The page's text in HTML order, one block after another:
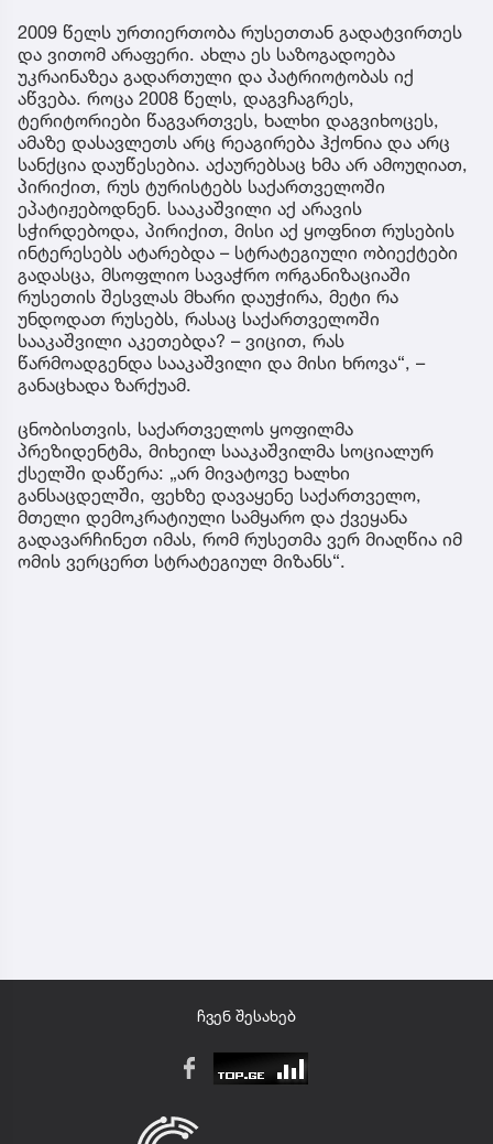
2009 წელს ურთიერთობა რუსეთთან გადატვირთეს
და ვითომ არაფერი. ახლა ეს საზოგადოება
უკრაინაზეა გადართული და პატრიოტობას იქ
აწვება. როცა 2008 წელს, დაგვჩაგრეს,
ტერიტორიები წაგვართვეს, ხალხი დაგვიხოცეს,
ამაზე დასავლეთს არც რეაგირება ჰქონია და არც
სანქცია დაუწესებია. აქაურებსაც ხმა არ ამოუღიათ,
პირიქით, რუს ტურისტებს საქართველოში
ეპატიჟებოდნენ. სააკაშვილი აქ არავის
სჭირდებოდა, პირიქით, მისი აქ ყოფნით რუსების
ინტერესებს ატარებდა – სტრატეგიული ობიექტები
გადასცა, მსოფლიო სავაჭრო ორგანიზაციაში
რუსეთის შესვლას მხარი დაუჭირა, მეტი რა
უნდოდათ რუსებს, რასაც საქართველოში
სააკაშვილი აკეთებდა? – ვიცით, რას
წარმოადგენდა სააკაშვილი და მისი ხროვა“, –
განაცხადა ზარქუამ.
ცნობისთვის, საქართველოს ყოფილმა
პრეზიდენტმა, მიხეილ სააკაშვილმა სოციალურ
ქსელში დაწერა: „არ მივატოვე ხალხი
განსაცდელში, ფეხზე დავაყენე საქართველო,
მთელი დემოკრატიული სამყარო და ქვეყანა
გადავარჩინეთ იმას, რომ რუსეთმა ვერ მიაღწია იმ
ომის ვერცერთ სტრატეგიულ მიზანს“.
ჩვენ შესახებ